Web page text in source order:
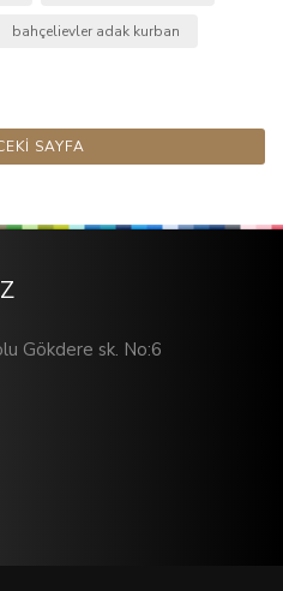
bahçelievler adak kurban
SAYFA
Gökdere sk. No:6